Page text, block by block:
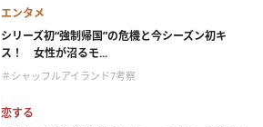
エンタメ
シリーズ初“強制帰国”の危機と今シーズン初キ
ス！ 女性が沼るモ...
＃シャッフルアイランド7考察
恋する